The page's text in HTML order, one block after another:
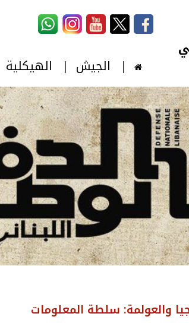
الجيش الهيكلية
والعولمة: سلطة المعلومات